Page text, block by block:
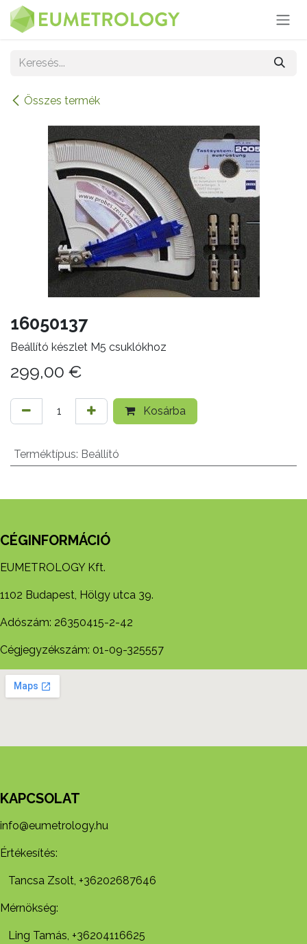
Kihagyás és továbblépés a tartalomhoz
Összes termék
16050137
Beállító készlet M5 csuklókhoz
299,00 €
Kosárba
Terméktípus: Beállító
CÉGINFORMÁCIÓ
EUMETROLOGY Kft.
1102 Budapest, Hölgy utca 39.
Adószám: 26350415-2-42
Cégjegyzékszám: 01-09-325557
KAPCSOLAT
info@eumetrology.hu
Értékesítés:
Tancsa Zsolt, +36202687646
Mérnökség:
Ling Tamás, +36204116625